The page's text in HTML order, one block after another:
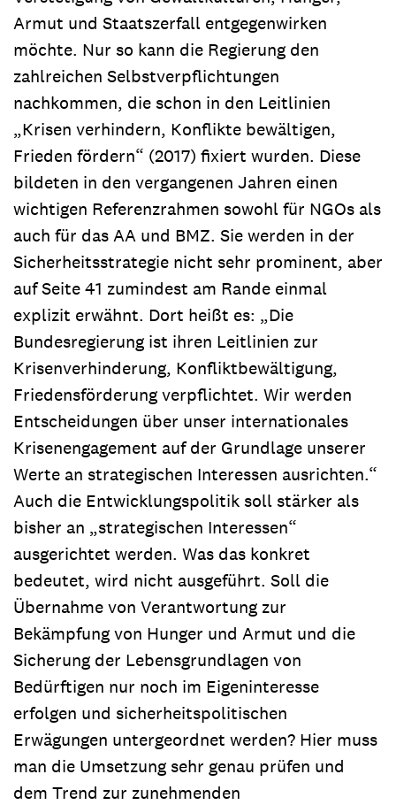
Armut und Staatszerfall entgegenwirken
möchte. Nur so kann die Regierung den
zahlreichen Selbstverpflichtungen
nachkommen, die schon in den Leitlinien
„Krisen verhindern, Konflikte bewältigen,
Frieden fördern“ (2017) fixiert wurden. Diese
bildeten in den vergangenen Jahren einen
wichtigen Referenzrahmen sowohl für NGOs als
auch für das AA und BMZ. Sie werden in der
Sicherheitsstrategie nicht sehr prominent, aber
auf Seite 41 zumindest am Rande einmal
explizit erwähnt. Dort heißt es: „Die
Bundesregierung ist ihren Leitlinien zur
Krisenverhinderung, Konfliktbewältigung,
Friedensförderung verpflichtet. Wir werden
Entscheidungen über unser internationales
Krisenengagement auf der Grundlage unserer
Werte an strategischen Interessen ausrichten.“
Auch die Entwicklungspolitik soll stärker als
bisher an „strategischen Interessen“
ausgerichtet werden. Was das konkret
bedeutet, wird nicht ausgeführt. Soll die
Übernahme von Verantwortung zur
Bekämpfung von Hunger und Armut und die
Sicherung der Lebensgrundlagen von
Bedürftigen nur noch im Eigeninteresse
erfolgen und sicherheitspolitischen
Erwägungen untergeordnet werden? Hier muss
man die Umsetzung sehr genau prüfen und
dem Trend zur zunehmenden